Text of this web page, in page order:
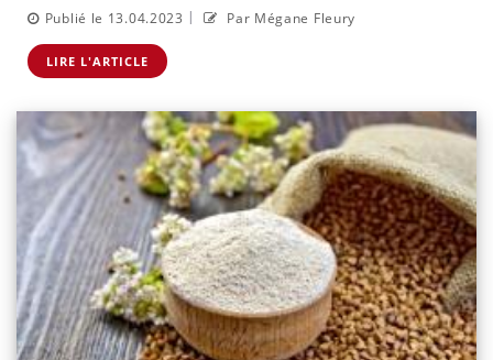
Publié le 13.04.2023 | Par Mégane Fleury
LIRE L'ARTICLE